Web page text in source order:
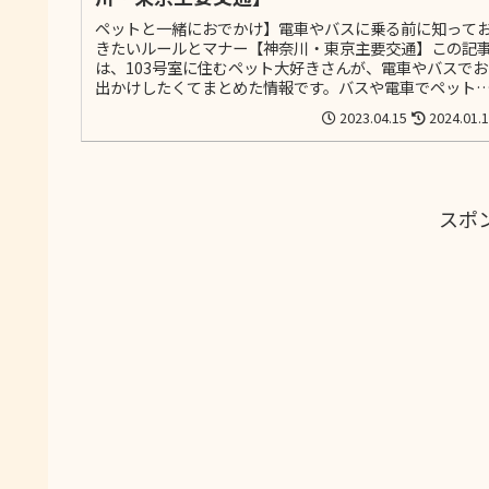
ペットと一緒におでかけ】電車やバスに乗る前に知って
きたいルールとマナー【神奈川・東京主要交通】この記
は、103号室に住むペット大好きさんが、電車やバスでお
出かけしたくてまとめた情報です。バスや電車でペットと
お出かけしたいとけど、一緒に乗れるのか心配で出かけら
れない方や、各社がどんな対応なのか知りたい！と言う
に向けたへの記事になります。
2023.04.15
スポ